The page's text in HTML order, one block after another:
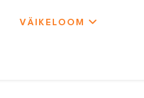
VÄIKELOOM